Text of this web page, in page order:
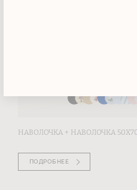
НАВОЛОЧКА + НАВОЛОЧКА
ПОДРОБНЕЕ